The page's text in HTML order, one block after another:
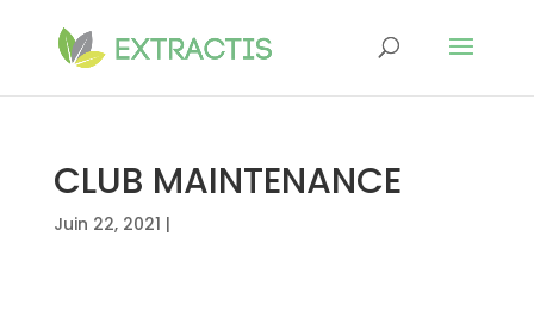
CLUB MAINTENANCE
Juin 22, 2021 |